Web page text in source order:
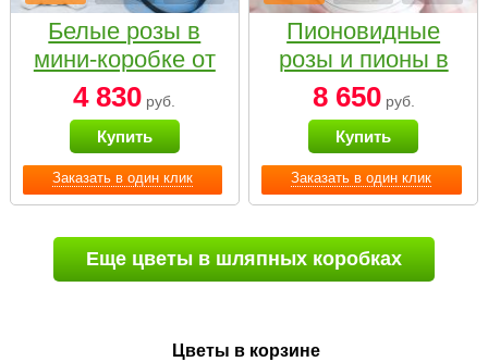
Заказать в один клик
Белые розы в
мини-коробке от
Bella Fiori
4 830 руб.
Купить
Заказать в один клик
Пионовидные
розы и пионы в
белой коробке
Small
8 650руб.
Купить
Еще цветы в шляпных коробках
Цветы в корзине